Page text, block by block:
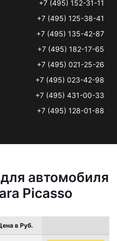
+7 (495) 152-31-11
+7 (495) 125-38-41
+7 (495) 135-42-87
+7 (495) 182-17-65
+7 (495) 021-25-26
+7 (495) 023-42-98
+7 (495) 431-00-33
+7 (495) 128-01-88
автомобиля
Picasso
в Руб.